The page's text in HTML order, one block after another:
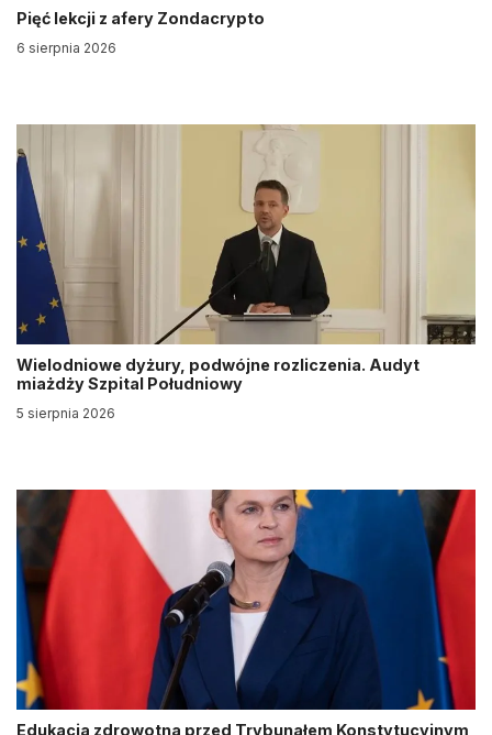
Pięć lekcji z afery Zondacrypto
6 sierpnia 2026
Wielodniowe dyżury, podwójne rozliczenia. Audyt
miażdży Szpital Południowy
5 sierpnia 2026
Edukacja zdrowotna przed Trybunałem Konstytucyjnym